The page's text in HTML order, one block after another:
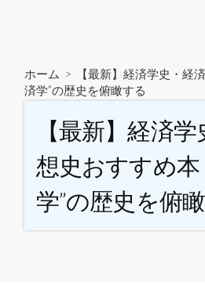
ホーム >
【最新】経済学史・経
済学”の歴史を俯瞰する
【最新】経済
想史おすすめ本
学”の歴史を俯